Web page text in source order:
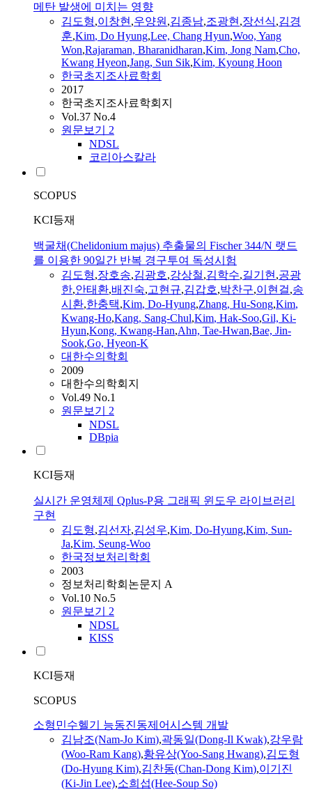
메탄 발생에 미치는 영향
김도형,이창현,우양원,김종남,조광현,장선식,김경
훈,Kim, Do Hyung,Lee, Chang Hyun,Woo, Yang
Won,Rajaraman, Bharanidharan,Kim, Jong Nam,Cho,
Kwang Hyeon,Jang, Sun Sik,Kim, Kyoung Hoon
한국초지조사료학회
2017
한국초지조사료학회지
Vol.37 No.4
원문보기 2
NDSL
코리아스칼라
SCOPUS
KCI등재
백굴채(Chelidonium majus) 추출물의 Fischer 344/N 랫드
를 이용한 90일간 반복 경구투여 독성시험
김도형,장호송,김광호,강상철,김학수,길기현,공광
한,안태환,배진숙,고현규,김갑호,박찬구,이현걸,송
시환,한충택,Kim, Do-Hyung,Zhang, Hu-Song,Kim,
Kwang-Ho,Kang, Sang-Chul,Kim, Hak-Soo,Gil, Ki-
Hyun,Kong, Kwang-Han,Ahn, Tae-Hwan,Bae, Jin-
Sook,Go, Hyeon-K
대한수의학회
2009
대한수의학회지
Vol.49 No.1
원문보기 2
NDSL
DBpia
KCI등재
실시간 운영체제 Qplus-P용 그래픽 윈도우 라이브러리
구현
김도형,김선자,김성우,Kim, Do-Hyung,Kim, Sun-
Ja,Kim, Seung-Woo
한국정보처리학회
2003
정보처리학회논문지 A
Vol.10 No.5
원문보기 2
NDSL
KISS
KCI등재
SCOPUS
소형민수헬기 능동진동제어시스템 개발
김남조(Nam-Jo Kim),곽동일(Dong-Il Kwak),강우람
(Woo-Ram Kang),황유상(Yoo-Sang Hwang),김도형
(Do-Hyung Kim),김찬동(Chan-Dong Kim),이기진
(Ki-Jin Lee),소희섭(Hee-Soup So)